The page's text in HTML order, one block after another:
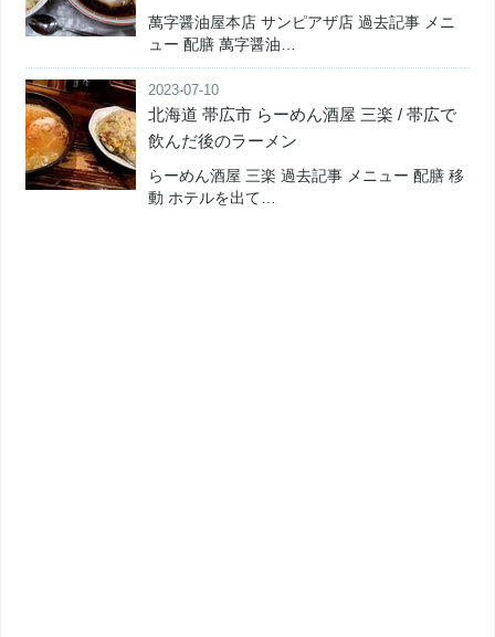
萬字醤油屋本店 サンピアザ店 過去記事 メニ
ュー 配膳 萬字醤油…
2023-07-10
北海道 帯広市 らーめん酒屋 三楽 / 帯広で
飲んだ後のラーメン
らーめん酒屋 三楽 過去記事 メニュー 配膳 移
動 ホテルを出て…